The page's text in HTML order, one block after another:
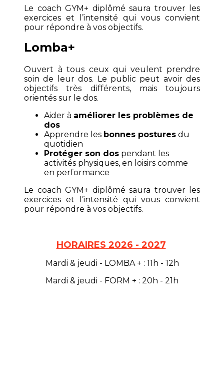
Le coach GYM+ diplômé saura trouver les
exercices et l’intensité qui vous convient
pour répondre à vos objectifs.
Lomba+
Ouvert à tous ceux qui veulent prendre
soin de leur dos. Le public peut avoir des
objectifs très différents, mais toujours
orientés sur le dos.
Aider à améliorer les problèmes de
dos
Apprendre les bonnes postures du
quotidien
Protéger son dos pendant les
activités physiques, en loisirs comme
en performance
Le coach GYM+ diplômé saura trouver les
exercices et l’intensité qui vous convient
pour répondre à vos objectifs.
HORAIRES 2026 - 2027
Mardi & jeudi - LOMBA + : 11h - 12h
Mardi & jeudi - FORM + : 20h - 21h